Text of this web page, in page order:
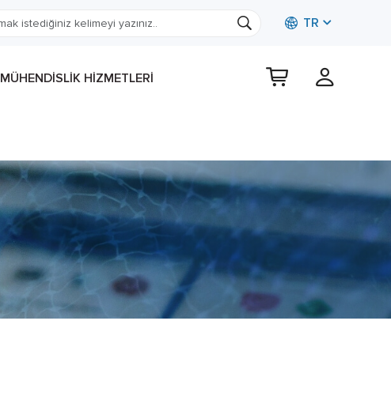
TR
MÜHENDISLIK HIZMETLERI